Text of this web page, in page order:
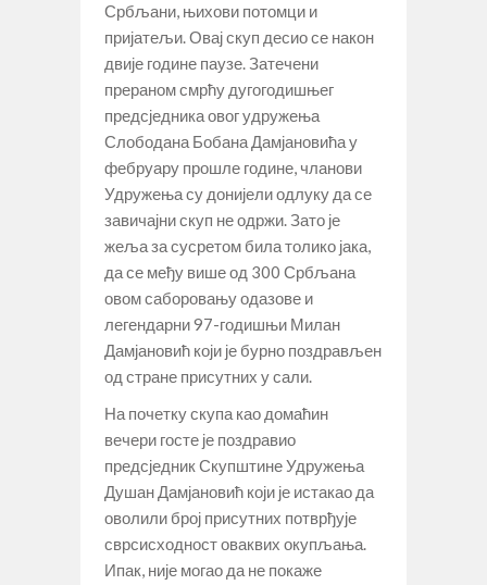
Србљани, њихови потомци и
пријатељи. Овај скуп десио се након
двије године паузе. Затечени
прераном смрћу дугогодишњег
предсједника овог удружења
Слободана Бобана Дамјановића у
фебруару прошле године, чланови
Удружења су донијели одлуку да се
завичајни скуп не одржи. Зато је
жеља за сусретом била толико јака,
да се међу више од 300 Србљана
овом саборовању одазове и
легендарни 97-годишњи Милан
Дамјановић који је бурно поздрављен
од стране присутних у сали.
На почетку скупа као домаћин
вечери госте је поздравио
предсједник Скупштине Удружења
Душан Дамјановић који је истакао да
оволили број присутних потврђује
сврсисходност оваквих окупљања.
Ипак, није могао да не покаже